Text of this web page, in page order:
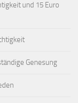
und 15 Euro
Genesung